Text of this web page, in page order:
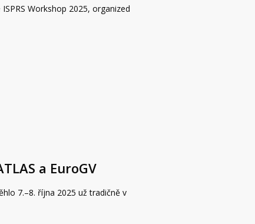
Workshop 2025, organized
a EuroGV
7.–8. října 2025 už tradičně v